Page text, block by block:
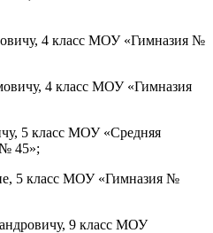
4 класс МОУ «Гимназия №
4 класс МОУ «Гимназия
5 класс МОУ «Средняя
№ 45»;
5 класс МОУ «Гимназия №
9 класс МОУ